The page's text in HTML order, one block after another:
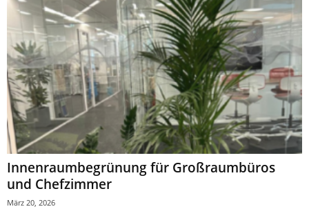
Innenraumbegrünung für Großraumbüros
und Chefzimmer
März 20, 2026